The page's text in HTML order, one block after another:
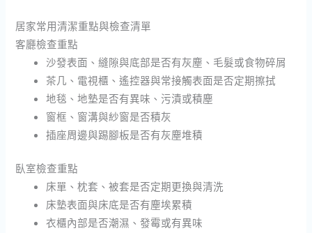
居家常用清潔重點與檢查清單
客廳檢查重點
沙發表面、縫隙與底部是否有灰塵、毛髮或食物碎屑
茶几、電視櫃、遙控器與常接觸表面是否定期擦拭
地毯、地墊是否有異味、污漬或積塵
窗框、窗溝與紗窗是否積灰
插座周邊與踢腳板是否有灰塵堆積
臥室檢查重點
床單、枕套、被套是否定期更換與清洗
床墊表面與床底是否有塵埃累積
衣櫃內部是否潮濕、發霉或有異味